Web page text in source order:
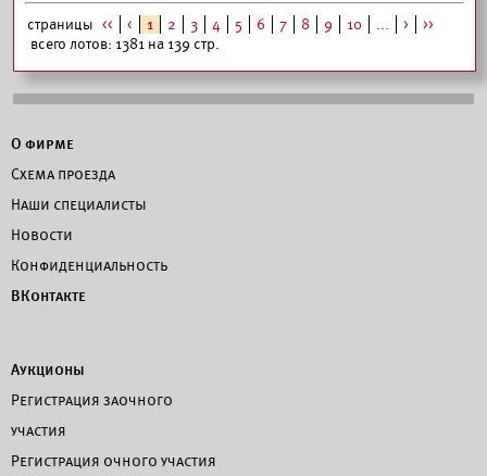
страницы << < 1 2 3 4 5 6 7 8 9 10 ... >
>>
всего лотов: 1381 на 139 стр.
О фирме
Схема проезда
Наши специалисты
Новости
Конфиденциальность
ВКонтакте
Аукционы
Регистрация заочного
участия
Регистрация очного участия